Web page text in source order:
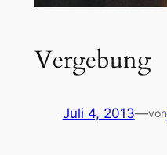
Vergebung
Juli 4, 2013—von